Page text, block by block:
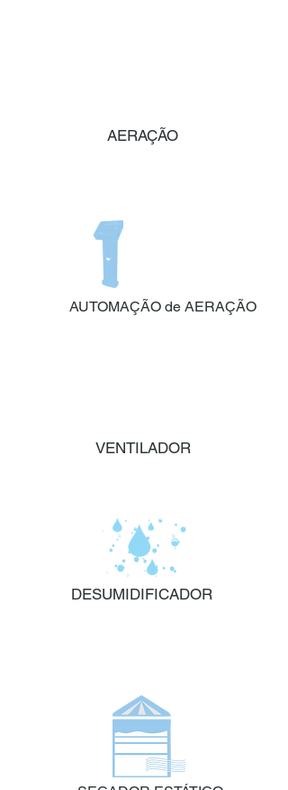
AERAÇÃO
AUTOMAÇÃO de AERAÇÃO
VENTILADOR
DESUMIDIFICADOR